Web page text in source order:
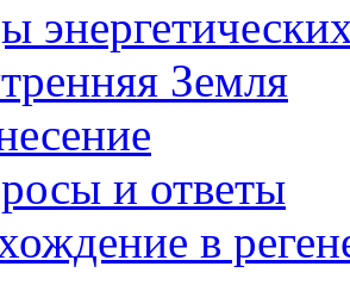
Земля
и ответы
в